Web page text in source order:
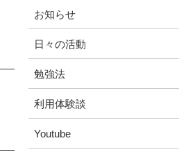
お知らせ
日々の活動
勉強法
利用体験談
Youtube